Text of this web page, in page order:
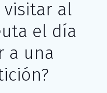
visitar al
el día
a una